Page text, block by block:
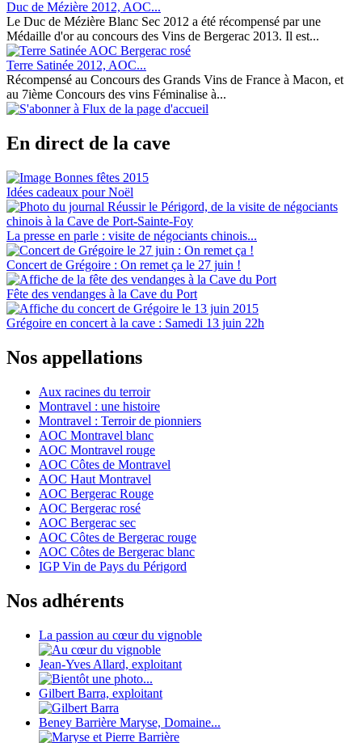
Duc de Mézière 2012, AOC...
Le Duc de Mézière Blanc Sec 2012 a été récompensé par une
Médaille d'or au concours des Vins de Bergerac 2013. Il est...
Terre Satinée 2012, AOC...
Récompensé au Concours des Grands Vins de France à Macon, et
au 7ième Concours des vins Féminalise à...
En direct de la cave
Idées cadeaux pour Noël
La presse en parle : visite de négociants chinois...
Concert de Grégoire : On remet ça le 27 juin !
Fête des vendanges à la Cave du Port
Grégoire en concert à la cave : Samedi 13 juin 22h
Nos appellations
Aux racines du terroir
Montravel : une histoire
Montravel : Terroir de pionniers
AOC Montravel blanc
AOC Montravel rouge
AOC Côtes de Montravel
AOC Haut Montravel
AOC Bergerac Rouge
AOC Bergerac rosé
AOC Bergerac sec
AOC Côtes de Bergerac rouge
AOC Côtes de Bergerac blanc
IGP Vin de Pays du Périgord
Nos adhérents
La passion au cœur du vignoble
Jean-Yves Allard, exploitant
Gilbert Barra, exploitant
Beney Barrière Maryse, Domaine...